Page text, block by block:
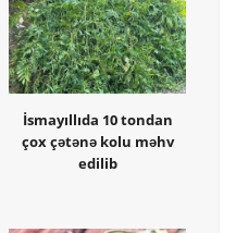
İsmayıllıda 10 tondan
çox çətənə kolu məhv
edilib